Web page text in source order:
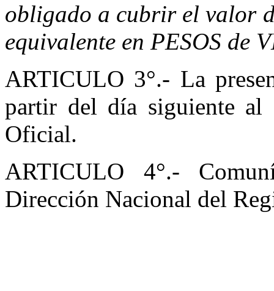
obligado a cubrir el valor
equivalente en PESOS de
ARTICULO 3°.- La
partir del día siguiente
Oficial.
ARTICULO 4°.-
Dirección Nacional del